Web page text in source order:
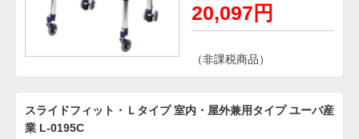
20,097円
（非課税商品）
スライドフィット・Ｌタイプ 室内・屋外兼用タイプ ユーバ産
業 L-0195C